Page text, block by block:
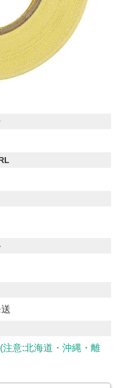
意:北海道・沖縄・離